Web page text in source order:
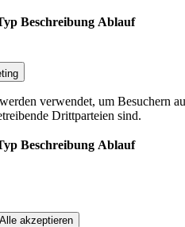
Beschreibung Ablauf
verwendet, um Besuchern
Drittparteien sind.
Beschreibung Ablauf
Alle akzeptieren